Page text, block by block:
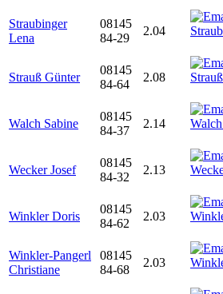
Straubinger
Lena
08145
84-29
2.04
Strauß Günter
08145
84-64
2.08
Walch Sabine
08145
84-37
2.14
Wecker Josef
08145
84-32
2.13
Winkler Doris
08145
84-62
2.03
Winkler-Pangerl
Christiane
08145
84-68
2.03